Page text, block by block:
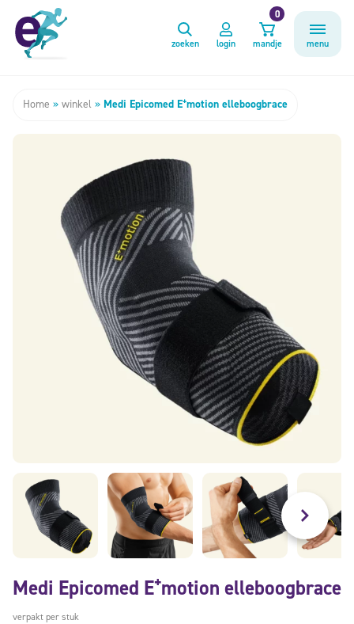
zoeken login mandje
0
menu
Home » winkel » Medi Epicomed E⁺motion elleboogbrace
Medi Epicomed E⁺motion elleboogbrace
verpakt per stuk